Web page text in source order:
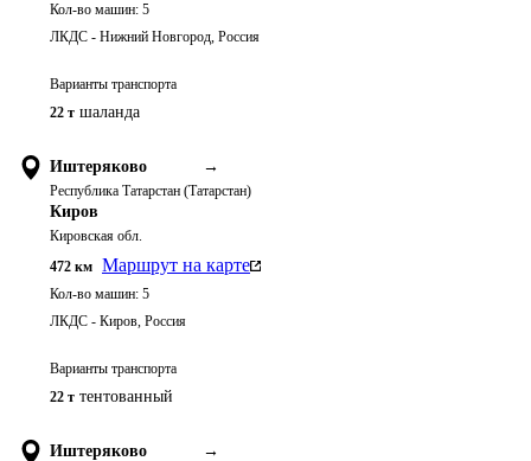
Кол-во машин: 5
ЛКДС - Нижний Новгород, Россия
Варианты транспорта
22 т шаланда
Иштеряково →
Республика Татарстан (Татарстан)
Киров
Кировская обл.
472 км Маршрут на карте
Кол-во машин: 5
ЛКДС - Киров, Россия
Варианты транспорта
22 т тентованный
Иштеряково →